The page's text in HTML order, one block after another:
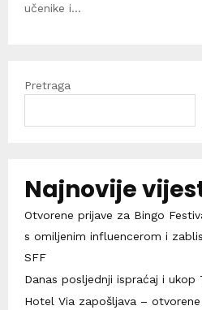
učenike i...
Pretraga
Najnovije
Otvorene prijave za Bingo
s omiljenim influencerom i
SFF
Danas posljednji ispraćaj i ukop
Hotel Via zapošljava –